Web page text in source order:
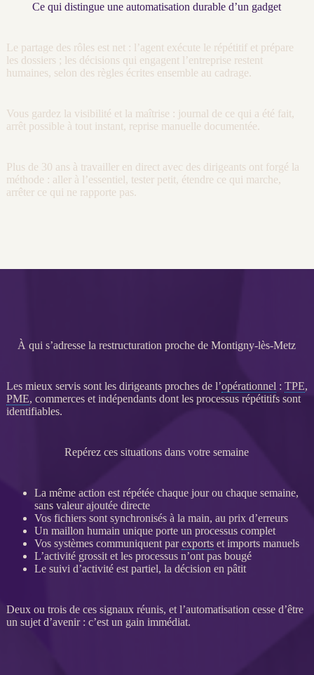
Ce qui distingue une automatisation durable d’un gadget
Le partage des rôles est net : l’agent exécute le répétitif et prépare
les dossiers ; les décisions qui engagent l’entreprise restent
humaines, selon des règles écrites ensemble au cadrage.
Vous gardez la visibilité et la maîtrise : journal de ce qui a été fait,
arrêt possible à tout instant, reprise manuelle documentée.
Plus de 30 ans à travailler en direct avec des dirigeants ont forgé la
méthode : aller à l’essentiel, tester petit, étendre ce qui marche,
arrêter ce qui ne rapporte pas.
À qui s’adresse la restructuration proche de Montigny-lès-Metz
Les mieux servis sont les dirigeants proches de l’opérationnel : TPE,
PME, commerces et indépendants dont les processusrépétitifs sont
identifiables.
Repérez ces situations dans votre semaine
La même action est répétée chaque jour ou chaque semaine,
sans valeur ajoutée directe
Vos fichiers sont synchronisés à la main, au prix d’erreurs
Un maillon humain unique porte un processuscomplet
Vos systèmes communiquent parexportset imports manuels
L’activité grossit et les processusn’ont pas bougé
Le suivi d’activité est partiel, la décision en pâtit
Deux ou trois de ces signaux réunis, et l’automatisation cesse d’être
un sujet d’avenir : c’est un gain immédiat.